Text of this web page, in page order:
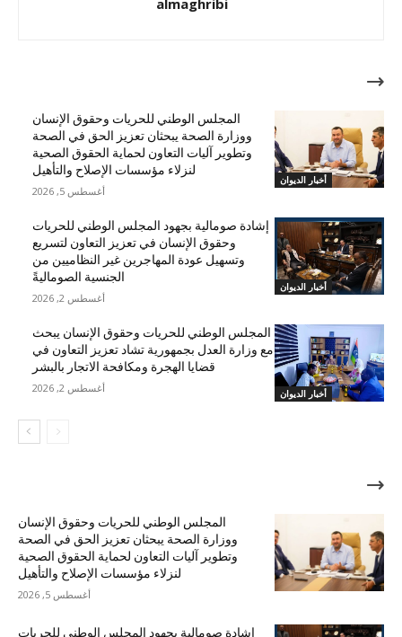
almaghribi
مقالات ذات صلة
أخبار الديوان
المجلس الوطني للحريات وحقوق الإنسان
ووزارة الصحة يبحثان تعزيز الحق في الصحة
وتطوير آليات التعاون لحماية الحقوق الصحية
لنزلاء مؤسسات الإصلاح والتأهيل
أغسطس 5, 2026
أخبار الديوان
إشادة صومالية بجهود المجلس الوطني للحريات
وحقوق الإنسان في تعزيز التعاون لتسريع
وتسهيل عودة المهاجرين غير النظاميين من
الجنسية الصوماليةً
أغسطس 2, 2026
أخبار الديوان
المجلس الوطني للحريات وحقوق الإنسان يبحث
مع وزارة العدل بجمهورية تشاد تعزيز التعاون في
قضايا الهجرة ومكافحة الاتجار بالبشر
أغسطس 2, 2026
الأكثر شهرة
المجلس الوطني للحريات وحقوق الإنسان
ووزارة الصحة يبحثان تعزيز الحق في الصحة
وتطوير آليات التعاون لحماية الحقوق الصحية
لنزلاء مؤسسات الإصلاح والتأهيل
أغسطس 5, 2026
إشادة صومالية بجهود المجلس الوطني للحريات